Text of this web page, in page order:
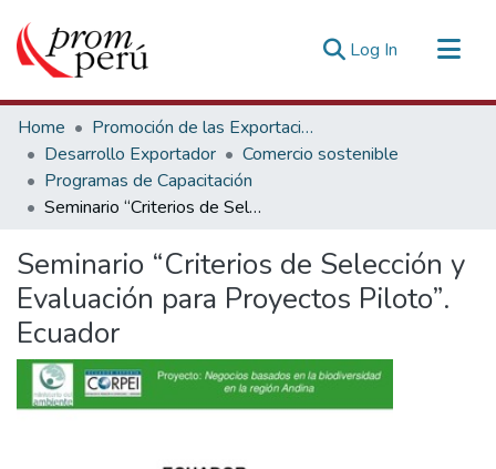
Log In (current)
Communities & Collections
All of DSpace
Statistics
Estadísticas Externas
Home
Promoción de las Exportaciones
Desarrollo Exportador
Comercio sostenible
Programas de Capacitación
Seminario “Criterios de Selección y Evaluación para Proyectos Piloto”. Ecuador
Seminario “Criterios de Selección y
Evaluación para Proyectos Piloto”.
Ecuador